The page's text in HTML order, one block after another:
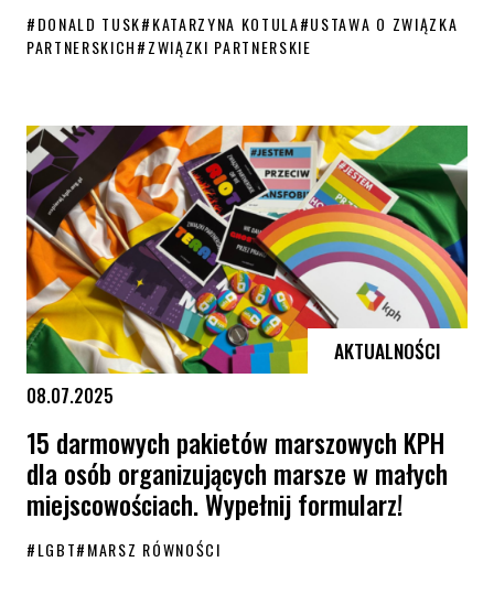
#DONALD TUSK#KATARZYNA KOTULA#USTAWA O ZWIĄZKA
PARTNERSKICH#ZWIĄZKI PARTNERSKIE
AKTUALNOŚCI
08.07.2025
15 darmowych pakietów marszowych KPH
dla osób organizujących marsze w małych
miejscowościach. Wypełnij formularz!
#LGBT#MARSZ RÓWNOŚCI